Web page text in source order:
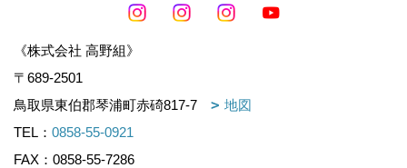
《株式会社 高野組》
〒689-2501
鳥取県東伯郡琴浦町赤碕817-7
地図
TEL： 0858-55-0921
FAX：0858-55-7286